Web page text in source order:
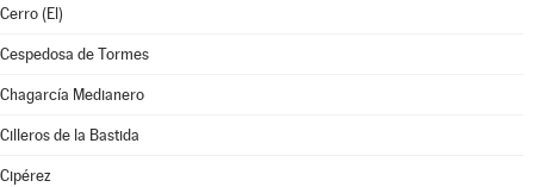
Cerro (El)
Cespedosa de Tormes
Chagarcía Medianero
Cilleros de la Bastida
Cipérez